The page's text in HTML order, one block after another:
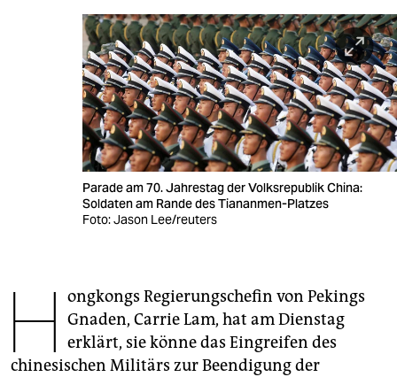
wahrheit
veranstaltungen
fragen & hilfe
unterstützen
genossenschaft
epaper login
Parade am 70. Jahrestag der Volksrepublik China:
Soldaten am Rande des Tiananmen-Platzes
Foto: Jason Lee/reuters
H ongkongs Regierungschefin von Pekings
Gnaden, Carrie Lam, hat am Dienstag
erklärt, sie könne das Eingreifen des
chinesischen Militärs zur Beendigung der